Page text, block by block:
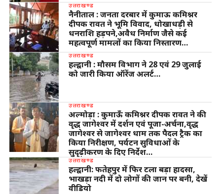
उत्तराखण्ड
नैनीताल : जनता दरबार में कुमाऊ कमिश्नर
दीपक रावत ने भूमि विवाद, धोखाधड़ी से
धनराशि हड़पने,अवैध निर्माण जैसे कई
महत्वपूर्ण मामलों का किया निस्तारण…
उत्तराखण्ड
हल्द्वानी : मौसम विभाग ने 28 एवं 29 जुलाई
को जारी किया ऑरेंज अलर्ट…
उत्तराखण्ड
अल्मोड़ा : कुमाऊँ कमिश्नर दीपक रावत ने की
वृद्ध जागेश्वर में दर्शन एवं पूजा-अर्चना,वृद्ध
जागेश्वर से जागेश्वर धाम तक पैदल ट्रैक का
किया निरीक्षण, पर्यटन सुविधाओं के
सुदृढ़ीकरण के दिए निर्देश…
उत्तराखण्ड
हल्द्वानी: फतेहपुर में फिर टला बड़ा हादसा,
भाखड़ा नदी में दो लोगों की जान पर बनी, देखें
वीडियो